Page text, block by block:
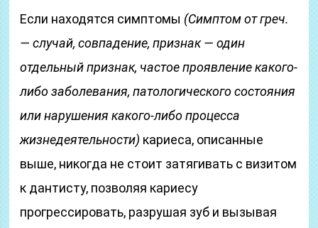
Если находятся симптомы (Симптом от греч.
— случай, совпадение, признак — один
отдельный признак, частое проявление какого-
либо заболевания, патологического состояния
или нарушения какого-либо процесса
жизнедеятельности) кариеса, описанные
выше, никогда не стоит затягивать с визитом
к дантисту, позволяя кариесу
прогрессировать, разрушая зуб и вызывая